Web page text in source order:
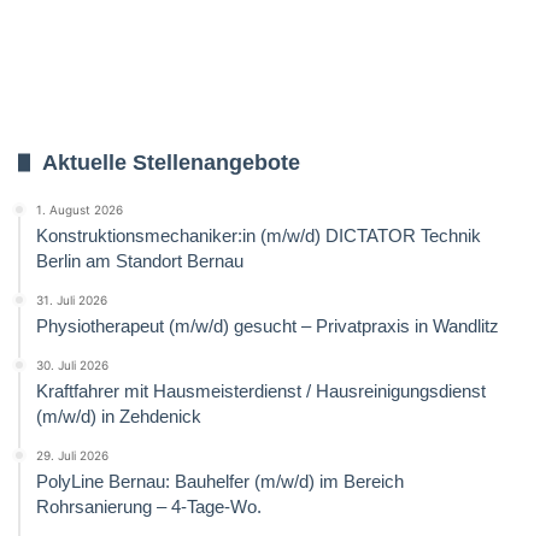
Aktuelle Stellenangebote
1. August 2026
Konstruktionsmechaniker:in (m/w/d) DICTATOR Technik
Berlin am Standort Bernau
31. Juli 2026
Physiotherapeut (m/w/d) gesucht – Privatpraxis in Wandlitz
30. Juli 2026
Kraftfahrer mit Hausmeisterdienst / Hausreinigungsdienst
(m/w/d) in Zehdenick
29. Juli 2026
PolyLine Bernau: Bauhelfer (m/w/d) im Bereich
Rohrsanierung – 4-Tage-Wo.